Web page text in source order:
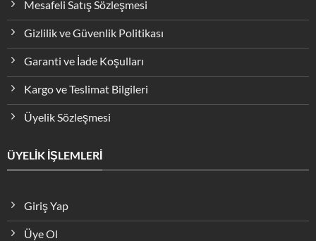
Mesafeli Satış Sözleşmesi
Gizlilik ve Güvenlik Politikası
Garanti ve İade Koşulları
Kargo ve Teslimat Bilgileri
Üyelik Sözleşmesi
ÜYELİK İŞLEMLERİ
Giriş Yap
Üye Ol